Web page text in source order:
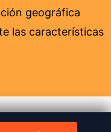
geográfica
las características